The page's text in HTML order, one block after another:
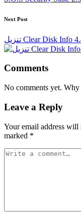
Next Post
Comments
No comments yet. Why
Leave a Reply
Your email address will
marked *